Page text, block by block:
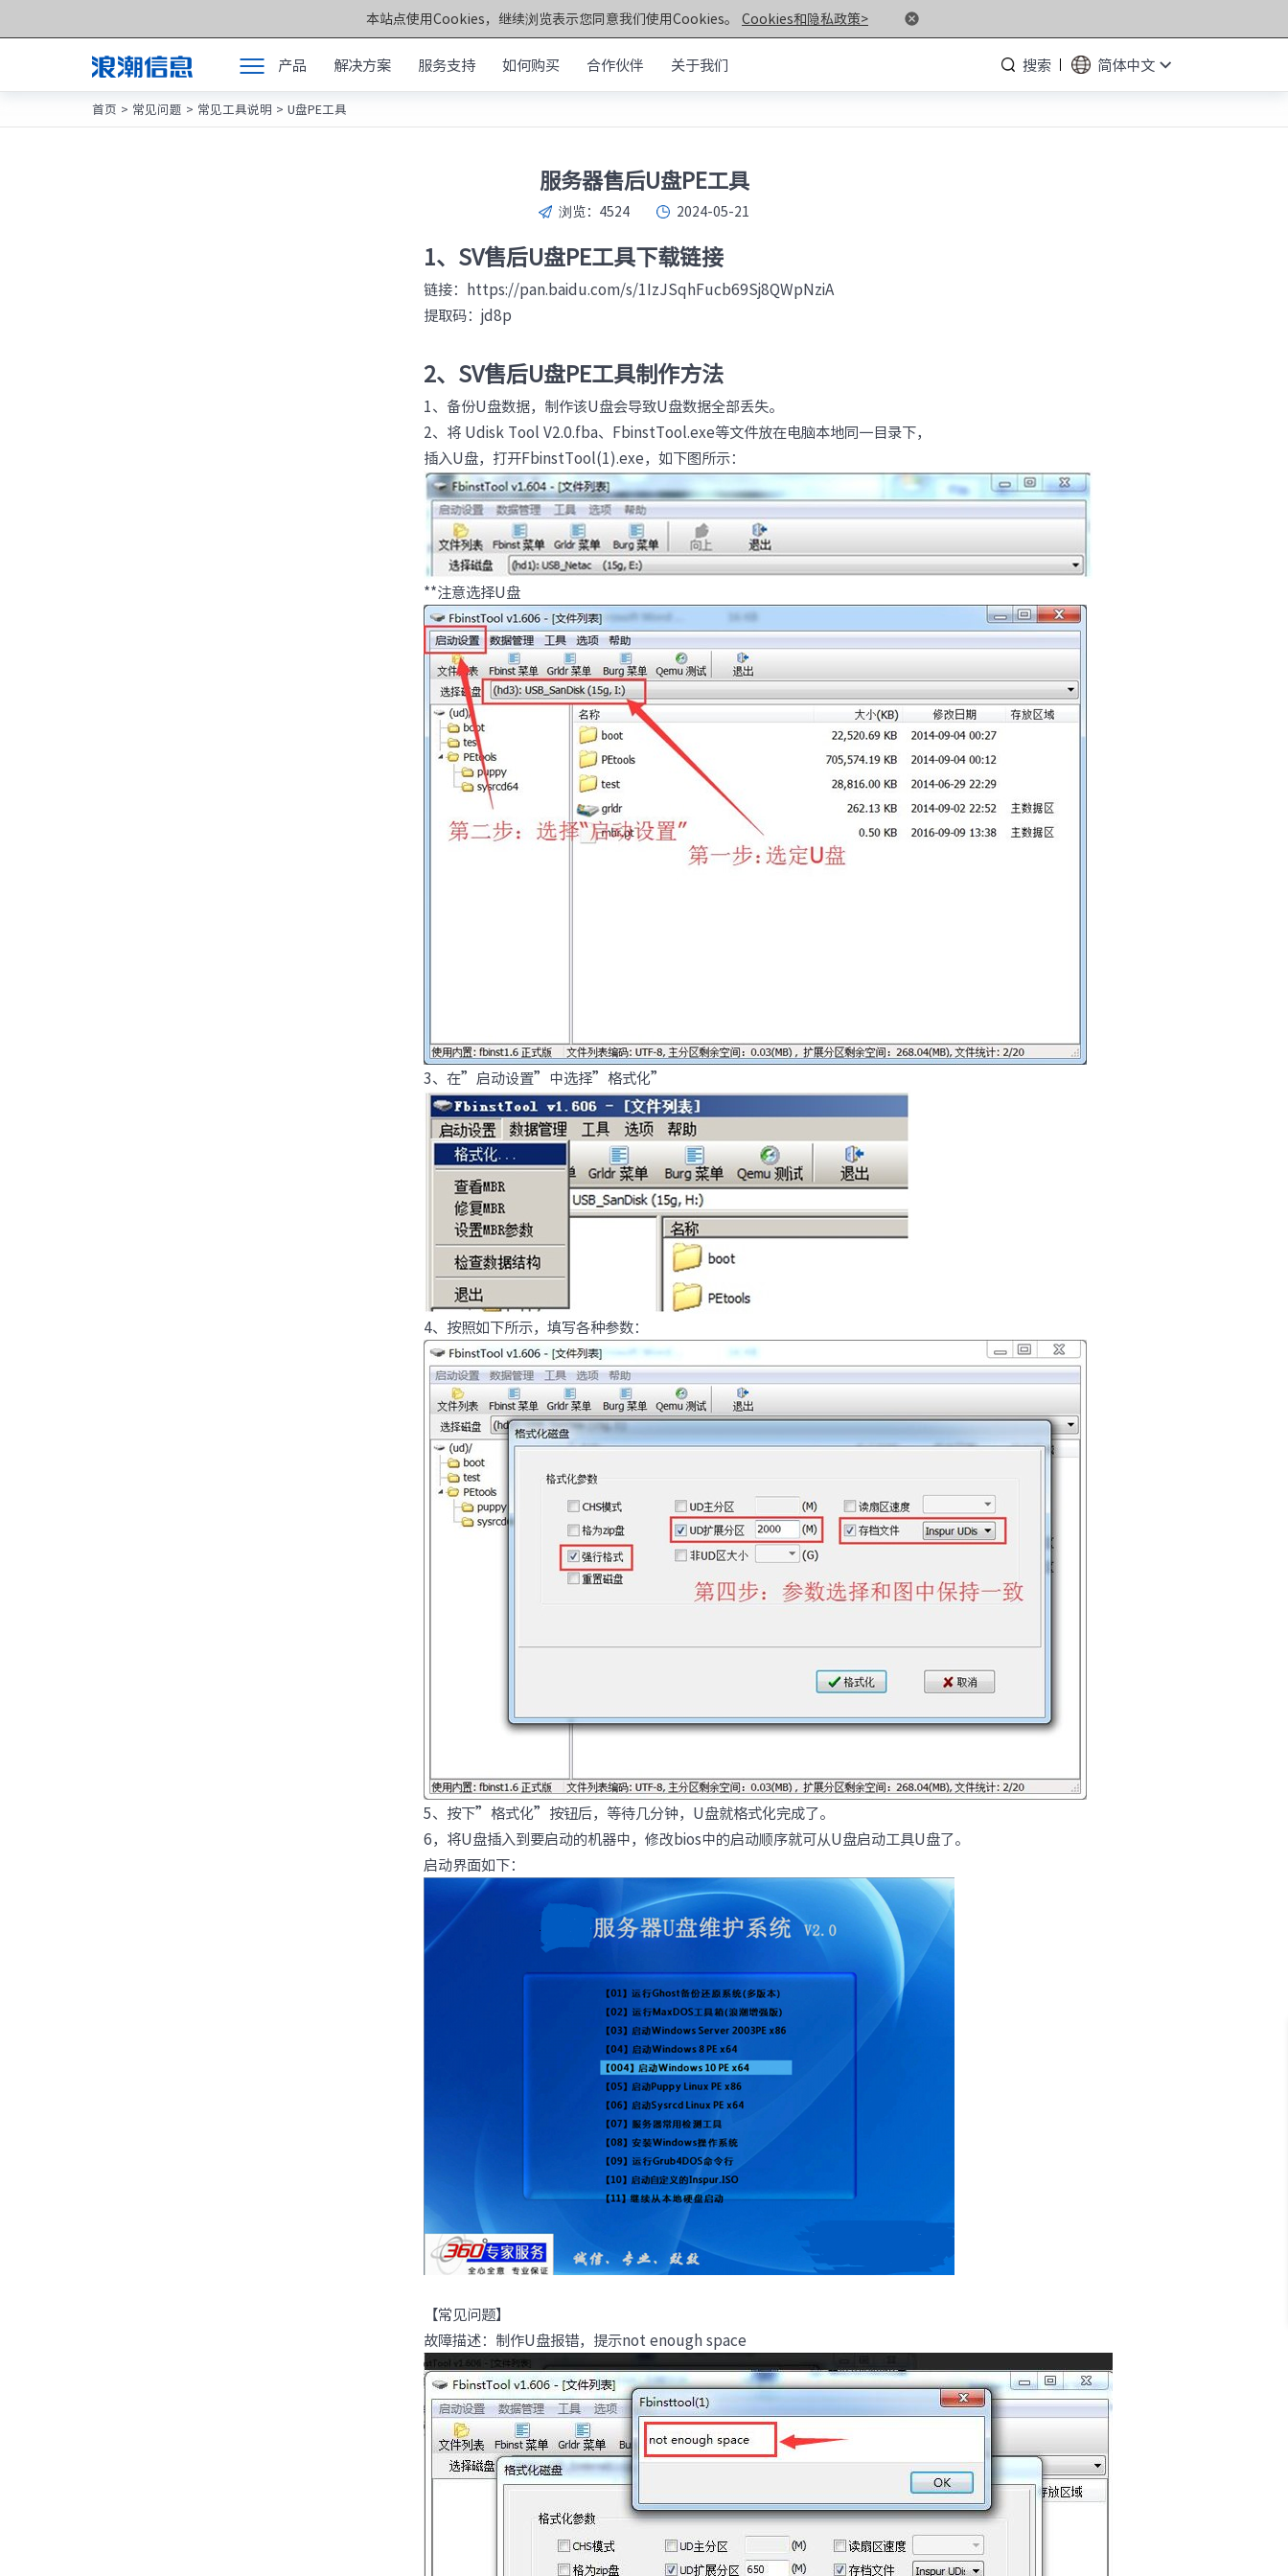
本站点使用Cookies，继续浏览表示您同意我们使用Cookies。 Cookies和隐私政策>
产品 解决方案 服务支持 如何购买 合作伙伴 关于我们 搜索 简体中文
产品
产品中心 >>
元脑®边缘服务器
元脑®关键计算服务器
数据中心基础设施
服务器管理平台
服务器操作系统
元脑®通用服务器>>
第七代服务器
· NF5270G7
· SC5212G7
· NF5170G7
· NF3180G7
· NF8480G7
· TS860G7
· NF5280G7
· NF5280R6
· NF5270M6
· NF5260M6
· NF5466M6
· NF6476V6
· NF8480M6
· NF5280A6
· NF5180A6
查看全部产品
整机柜服务器
· ORS3000S · ORS6000S
高密度服务器
· i24G7
· i22G7
· i48M6
· i24M6
首页 > 常见问题 > 常见工具说明 >U盘PE工具
服务器售后U盘PE工具
浏览： 4524 2024-05-21
1、SV售后U盘PE工具下载链接
链接： https://pan.baidu.com/s/1IzJSqhFucb69Sj8QWpNziA
提取码：jd8p
2、SV售后U盘PE工具制作方法
1、备份U盘数据，制作该U盘会导致U盘数据全部丢失。
2、将 Udisk Tool V2.0.fba、FbinstTool.exe等文件放在电脑本地同一目录下，
插入U盘，打开FbinstTool(1).exe，如下图所示：
**注意选择U盘
3、在”启动设置”中选择”格式化”
4、按照如下所示，填写各种参数：
5、按下”格式化”按钮后，等待几分钟，U盘就格式化完成了。
6，将U盘插入到要启动的机器中，修改bios中的启动顺序就可从U盘启动工具U盘了。
启动界面如下：
【常见问题】
故障描述：制作U盘报错，提示not enough space